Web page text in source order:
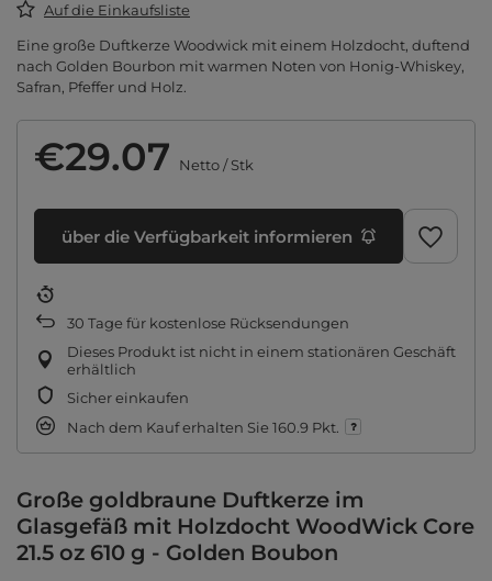
Auf die Einkaufsliste
Eine große Duftkerze Woodwick mit einem Holzdocht, duftend
nach Golden Bourbon mit warmen Noten von Honig-Whiskey,
Safran, Pfeffer und Holz.
€29.07 Netto/Stk
über die Verfügbarkeit informieren
30 Tage für kostenlose Rücksendungen
Dieses Produkt ist nicht in einem stationären Geschäft
erhältlich
Sicher einkaufen
Nach dem Kauf erhalten Sie 160.9 Pkt.
Große goldbraune Duftkerze im
Glasgefäß mit Holzdocht WoodWick Core
21.5 oz 610 g - Golden Boubon